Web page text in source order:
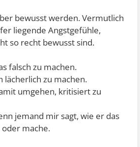
bewusst werden. Vermutlich
liegende Angstgefühle,
so recht bewusst sind.
falsch zu machen.
lächerlich zu machen.
umgehen, kritisiert zu
jemand mir sagt, wie er das
oder mache.